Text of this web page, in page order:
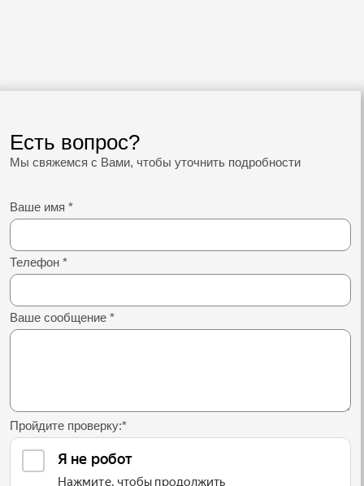
Есть вопрос?
Мы свяжемся с Вами, чтобы уточнить подробности
Ваше имя *
Телефон *
Ваше сообщение *
Пройдите проверку:*